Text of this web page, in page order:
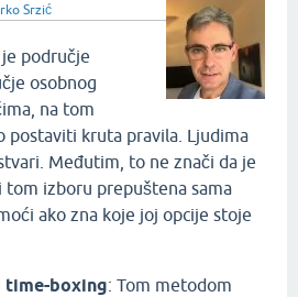
Srzić
područje
osobnog
na tom
postaviti kruta pravila. Ljudima
Međutim, to ne znači da je
tom izboru prepuštena sama
ako zna koje joj opcije stoje
time-boxing: Tom metodom